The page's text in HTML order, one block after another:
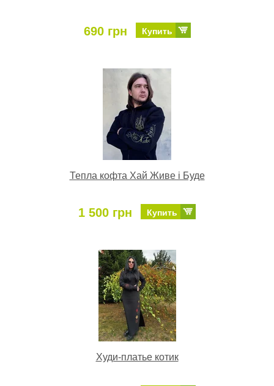
690 грн Купить
Тепла кофта Хай Живе і Буде
1 500 грн Купить
Худи-платье котик